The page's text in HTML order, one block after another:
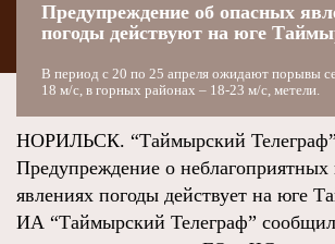
Предупреждение об опасных
погоды действуют на юге
В период с 20 по 25 апреля ожидают порывы
18 м/с, в горных районах – 18-23 м/с, метели.
НОРИЛЬСК. “Таймырский
Предупреждение о
явлениях погоды действует на юге
ИА “Таймырский Телеграф”